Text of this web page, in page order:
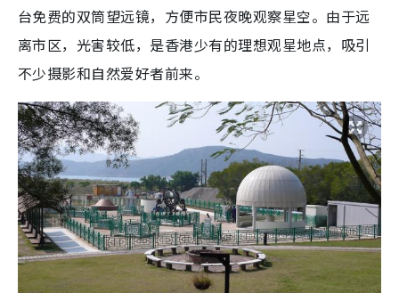
台免费的双筒望远镜，方便市民夜晚观察星空。由于远
离市区，光害较低，是香港少有的理想观星地点，吸引
不少摄影和自然爱好者前来。